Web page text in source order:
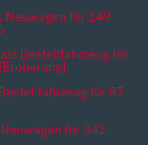
Neuwagen für 149
Bestellfahrzeug für
für 87
für 342